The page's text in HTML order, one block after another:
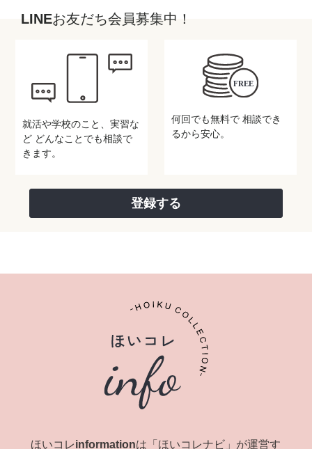
LINEお友だち会員募集中！
就活や学校のこと、実習な
どどんなことでも相談で
きます。
何回でも無料で相談でき
るから安心。
登録する
ほいコレinformationは「ほいコレナビ」が運営す